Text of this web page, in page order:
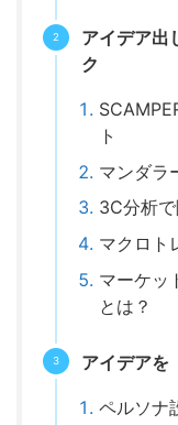
アイデア出
ク
ト
マンダラ
3C分析
マクロト
マーケッ
とは？
アイデアを
ペルソナ